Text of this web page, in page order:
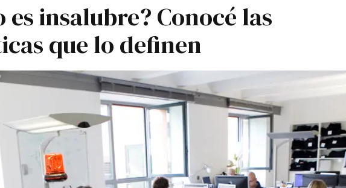
es insalubre? Conocé las
que lo definen